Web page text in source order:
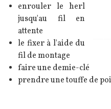
Texteenrouler le herl
jusqu'au fil en
attente
le fixer à l'aide du
fil de montage
faire une demie-clé
prendre une touffe de